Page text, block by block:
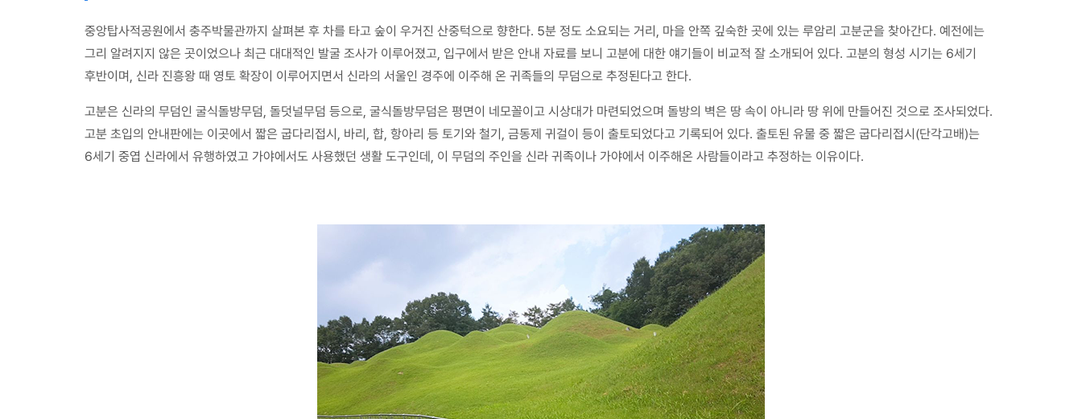
중앙탑사적공원에서 충주박물관까지 살펴본 후 차를 타고 숲이 우거진 산중턱으로 향한다. 5분 정도 소요되는 거리, 마을 안쪽 깊숙한 곳에 있는 루암리 고분군을 찾아간다. 예전에는
그리 알려지지 않은 곳이었으나 최근 대대적인 발굴 조사가 이루어졌고, 입구에서 받은 안내 자료를 보니 고분에 대한 얘기들이 비교적 잘 소개되어 있다. 고분의 형성 시기는 6세기
후반이며, 신라 진흥왕 때 영토 확장이 이루어지면서 신라의 서울인 경주에 이주해 온 귀족들의 무덤으로 추정된다고 한다.
고분은 신라의 무덤인 굴식돌방무덤, 돌덧널무덤 등으로, 굴식돌방무덤은 평면이 네모꼴이고 시상대가 마련되었으며 돌방의 벽은 땅 속이 아니라 땅 위에 만들어진 것으로 조사되었다.
고분 초입의 안내판에는 이곳에서 짧은 굽다리접시, 바리, 합, 항아리 등 토기와 철기, 금동제 귀걸이 등이 출토되었다고 기록되어 있다. 출토된 유물 중 짧은 굽다리접시(단각고배)는
6세기 중엽 신라에서 유행하였고 가야에서도 사용했던 생활 도구인데, 이 무덤의 주인을 신라 귀족이나 가야에서 이주해온 사람들이라고 추정하는 이유이다.